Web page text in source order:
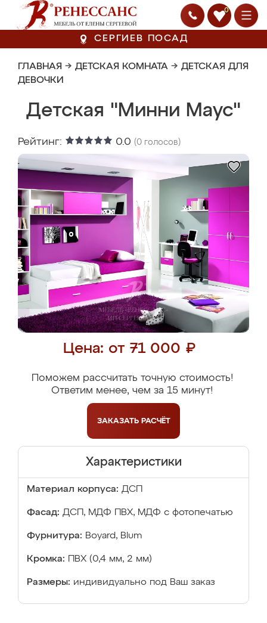
0
СЕРГИЕВ ПОСАД
ГЛАВНАЯ → ДЕТСКАЯ КОМНАТА → ДЕТСКАЯ ДЛЯ
ДЕВОЧКИ
Детская "Минни Маус"
Рейтинг: 0.0 (0 голосов)
Цена: от 71 000 ₽
Поможем рассчитать точную стоимость!
Ответим менее, чем за 15 минут!
ЗАКАЗАТЬ РАСЧЁТ
Характеристики
Материал корпуса: ДСП
Фасад: ДСП, МДФ ПВХ, МДФ с фотопечатью
Фурнитура: Boyard, Blum
Кромка: ПВХ (0,4 мм, 2 мм)
Размеры: индивидуально под Ваш заказ